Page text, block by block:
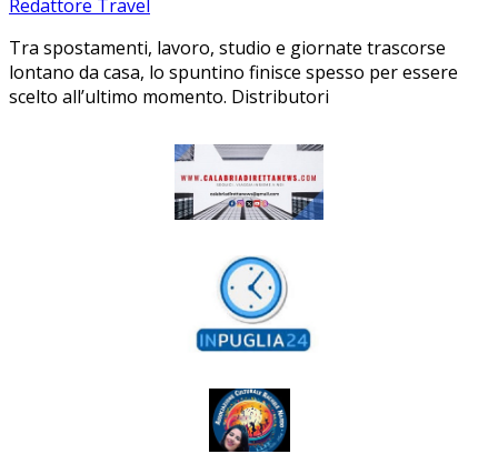
Redattore Travel
Tra spostamenti, lavoro, studio e giornate trascorse
lontano da casa, lo spuntino finisce spesso per essere
scelto all’ultimo momento. Distributori